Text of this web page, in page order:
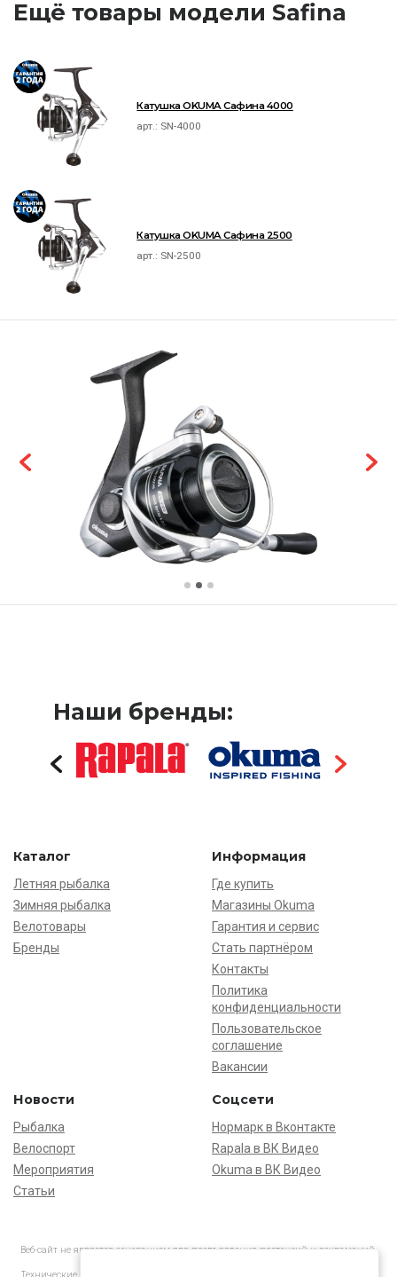
Ещё товары модели Safina
Катушка OKUMA Сафина 4000
арт.: SN-4000
Катушка OKUMA Сафина 2500
арт.: SN-2500
Наши бренды:
Каталог
Летняя рыбалка
Зимняя рыбалка
Велотовары
Бренды
Информация
Где купить
Магазины Okuma
Гарантия и сервис
Стать партнёром
Контакты
Политика
конфиденциальности
Пользовательское
соглашение
Вакансии
Новости
Рыбалка
Велоспорт
Мероприятия
Статьи
Соцсети
Нормарк в Вконтакте
Rapala в ВК Видео
Okuma в ВК Видео
Веб-сайт не является основанием для предъявления претензий и рекламаций,